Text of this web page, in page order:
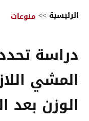
الرئيسية >> منوعات
دراسة
المشي
الوزن بعد